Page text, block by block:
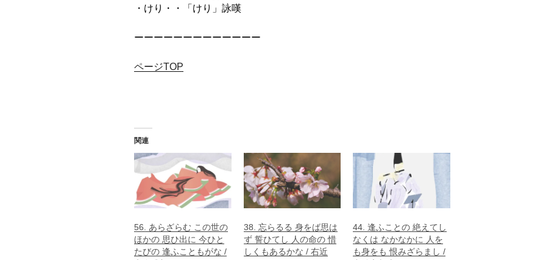
・けり・・「けり」詠嘆
ーーーーーーーーーーーーー
ページTOP
関連
56. あらざらむ この世の
ほかの 思ひ出に 今ひと
たびの 逢ふこともがな /
38. 忘らるる 身をば思は
ず 誓ひてし 人の命の 惜
しくもあるかな / 右近
44. 逢ふことの 絶えてし
なくは なかなかに 人を
も身をも 恨みざらまし /